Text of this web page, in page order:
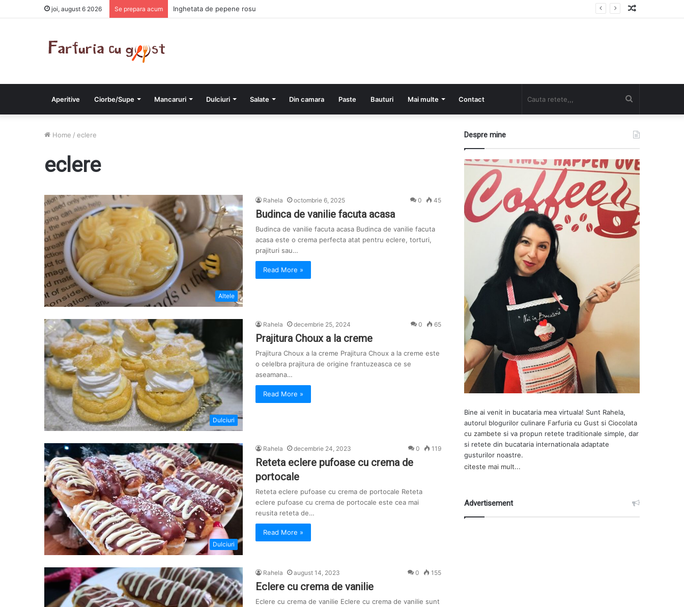
joi, august 6 2026 Se prepara acum Inghetata de pepene rosu
Aperitive Ciorbe/Supe Mancaruri Dulciuri Salate Din camara Paste Bauturi Mai multe Contact
retete,,,
Home / eclere
eclere
Altele
Rahela octombrie 6, 2025 0 45
Budinca de vanilie facuta acasa
Budinca de vanilie facuta acasa Budinca de vanilie facuta
acasa este o crema perfecta atat pentru eclere, torturi,
prajituri sau…
Read More »
Dulciuri
Rahela decembrie 25, 2024 0 65
Prajitura Choux a la creme
Prajitura Choux a la creme Prajitura Choux a la creme este
o celelbra prajitura de origine frantuzeasca ce se
aseamana…
Read More »
Dulciuri
Rahela decembrie 24, 2023 0 119
Reteta eclere pufoase cu crema de
portocale
Reteta eclere pufoase cu crema de portocale Reteta
eclere pufoase cu crema de portocale este cea mai
reusita reteta de…
Read More »
Rahela august 14, 2023 0 155
Eclere cu crema de vanilie
Eclere cu crema de vanilie Eclere cu crema de vanilie sunt
Despre mine
Bine ai venit in bucataria mea virtuala! Sunt Rahela,
autorul blogurilor culinare Farfuria cu Gust siCiocolata
cu zambete si va propun retete traditionale simple, dar
si retete din bucataria internationala adaptate
gusturilor noastre.
citeste mai mult...
Advertisement